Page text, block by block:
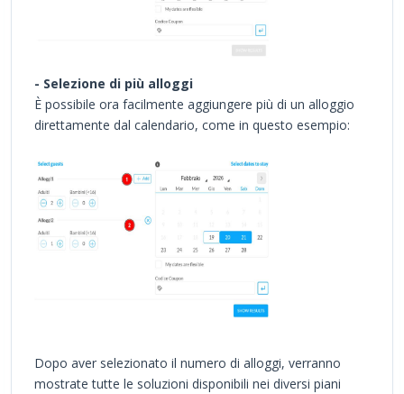
- Selezione di più alloggi
È possibile ora facilmente aggiungere più di un alloggio
direttamente dal calendario, come in questo esempio:
Dopo aver selezionato il numero di alloggi, verranno
mostrate tutte le soluzioni disponibili nei diversi piani